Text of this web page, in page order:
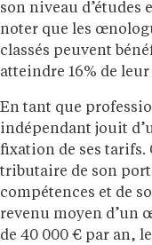
son niveau d’études
noter que les
classés peuvent
atteindre 16% de leur
En tant que
indépendant jouit
fixation de ses tarifs.
tributaire de son
compétences et de
revenu moyen d’un
de 40 000 € par an,